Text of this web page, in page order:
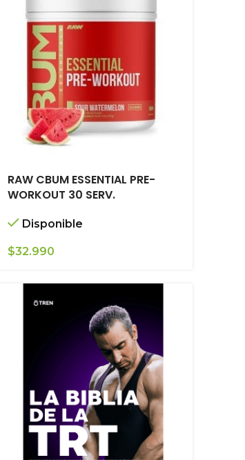
RAW CBUM ESSENTIAL PRE-
WORKOUT 30 SERV.
Disponible
$32.990